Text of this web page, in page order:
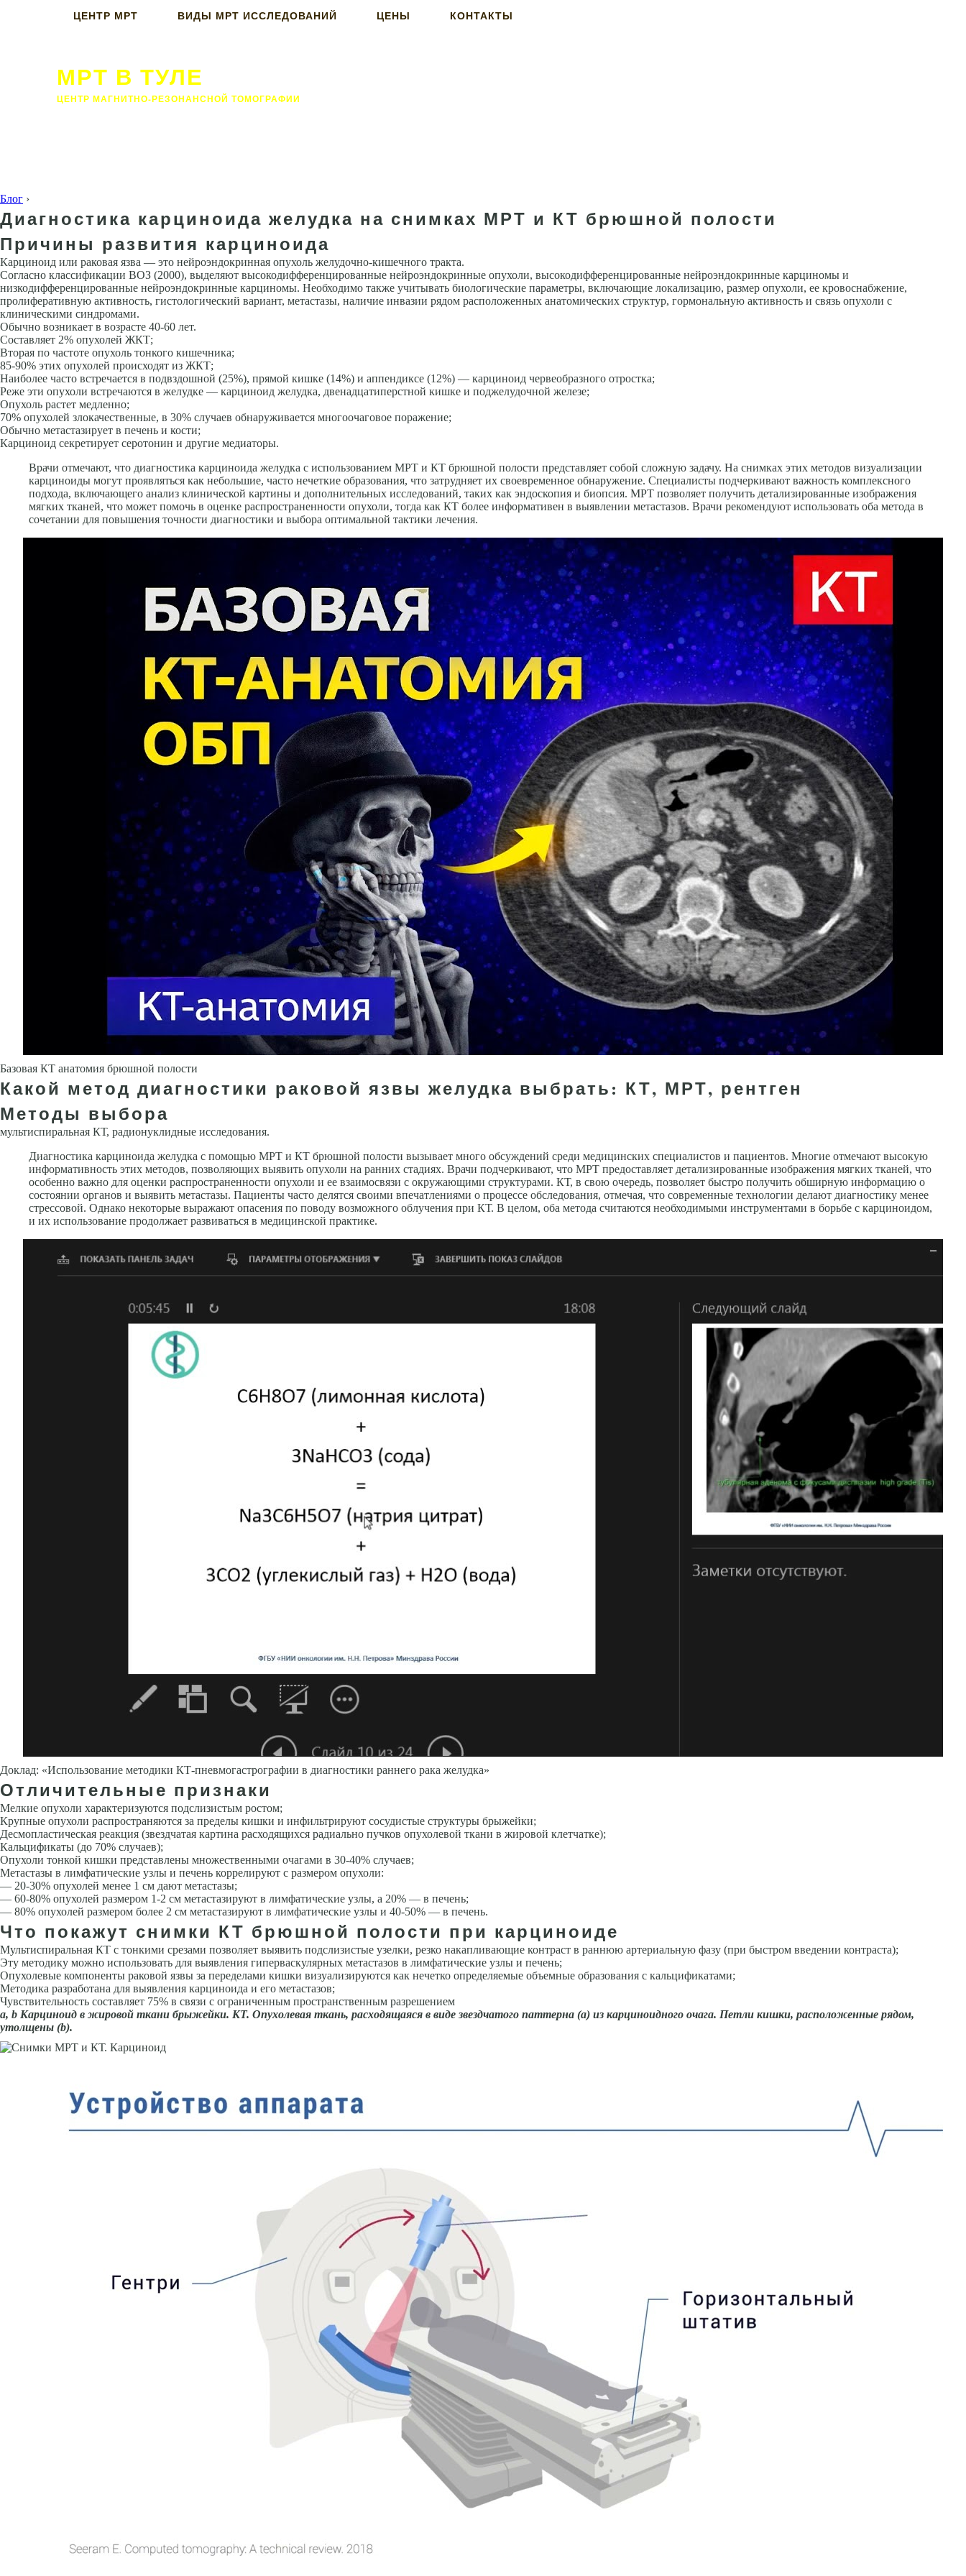
ЦЕНТР МРТ ВИДЫ МРТ ИССЛЕДОВАНИЙ ЦЕНЫ КОНТАКТЫ
МРТ В ТУЛЕ
ЦЕНТР МАГНИТНО-РЕЗОНАНСНОЙ ТОМОГРАФИИ
Блог ›
Диагностика карциноида желудка на снимках МРТ и КТ брюшной полости
Причины развития карциноида
Карциноид или раковая язва — это нейроэндокринная опухоль желудочно-кишечного тракта.
Согласно классификации ВОЗ (2000), выделяют высокодифференцированные нейроэндокринные опухоли, высокодифференцированные нейроэндокринные карциномы и
низкодифференцированные нейроэндокринные карциномы. Необходимо также учитывать биологические параметры, включающие локализацию, размер опухоли, ее кровоснабжение,
пролиферативную активность, гистологический вариант, метастазы, наличие инвазии рядом расположенных анатомических структур, гормональную активность и связь опухоли с
клиническими синдромами.
Обычно возникает в возрасте 40-60 лет.
Составляет 2% опухолей ЖКТ;
Вторая по частоте опухоль тонкого кишечника;
85-90% этих опухолей происходят из ЖКТ;
Наиболее часто встречается в подвздошной (25%), прямой кишке (14%) и аппендиксе (12%) — карциноид червеобразного отростка;
Реже эти опухоли встречаются в желудке — карциноид желудка, двенадцатиперстной кишке и поджелудочной железе;
Опухоль растет медленно;
70% опухолей злокачественные, в 30% случаев обнаруживается многоочаговое поражение;
Обычно метастазирует в печень и кости;
Карциноид секретирует серотонин и другие медиаторы.
Врачи отмечают, что диагностика карциноида желудка с использованием МРТ и КТ брюшной полости представляет собой сложную задачу. На снимках этих методов визуализации
карциноиды могут проявляться как небольшие, часто нечеткие образования, что затрудняет их своевременное обнаружение. Специалисты подчеркивают важность комплексного
подхода, включающего анализ клинической картины и дополнительных исследований, таких как эндоскопия и биопсия. МРТ позволяет получить детализированные изображения
мягких тканей, что может помочь в оценке распространенности опухоли, тогда как КТ более информативен в выявлении метастазов. Врачи рекомендуют использовать оба метода в
сочетании для повышения точности диагностики и выбора оптимальной тактики лечения.
Базовая КТ анатомия брюшной полости
Какой метод диагностики раковой язвы желудка выбрать: КТ, МРТ, рентген
Методы выбора
мультиспиральная КТ, радионуклидные исследования.
Диагностика карциноида желудка с помощью МРТ и КТ брюшной полости вызывает много обсуждений среди медицинских специалистов и пациентов. Многие отмечают высокую
информативность этих методов, позволяющих выявить опухоли на ранних стадиях. Врачи подчеркивают, что МРТ предоставляет детализированные изображения мягких тканей, что
особенно важно для оценки распространенности опухоли и ее взаимосвязи с окружающими структурами. КТ, в свою очередь, позволяет быстро получить обширную информацию о
состоянии органов и выявить метастазы. Пациенты часто делятся своими впечатлениями о процессе обследования, отмечая, что современные технологии делают диагностику менее
стрессовой. Однако некоторые выражают опасения по поводу возможного облучения при КТ. В целом, оба метода считаются необходимыми инструментами в борьбе с карциноидом,
и их использование продолжает развиваться в медицинской практике.
Доклад: «Использование методики КТ-пневмогастрографии в диагностики раннего рака желудка»
Отличительные признаки
Мелкие опухоли характеризуются подслизистым ростом;
Крупные опухоли распространяются за пределы кишки и инфильтрируют сосудистые структуры брыжейки;
Десмопластическая реакция (звездчатая картина расходящихся радиально пучков опухолевой ткани в жировой клетчатке);
Кальцификаты (до 70% случаев);
Опухоли тонкой кишки представлены множественными очагами в 30-40% случаев;
Метастазы в лимфатические узлы и печень коррелируют с размером опухоли:
— 20-30% опухолей менее 1 см дают метастазы;
— 60-80% опухолей размером 1-2 см метастазируют в лимфатические узлы, а 20% — в печень;
— 80% опухолей размером более 2 см метастазируют в лимфатические узлы и 40-50% — в печень.
Что покажут снимки КТ брюшной полости при карциноиде
Мультиспиральная КТ с тонкими срезами позволяет выявить подслизистые узелки, резко накапливающие контраст в раннюю артериальную фазу (при быстром введении контраста);
Эту методику можно использовать для выявления гиперваскулярных метастазов в лимфатические узлы и печень;
Опухолевые компоненты раковой язвы за переделами кишки визуализируются как нечетко определяемые объемные образования с кальцификатами;
Методика разработана для выявления карциноида и его метастазов;
Чувствительность составляет 75% в связи с ограниченным пространственным разрешением
а, b Карциноид в жировой ткани брыжей­ки. КТ. Опухолевая ткань, расходящаяся в виде звездчатого паттерна (а) из карциноидного очага. Петли кишки, расположен­ные рядом,
утолщены (b).